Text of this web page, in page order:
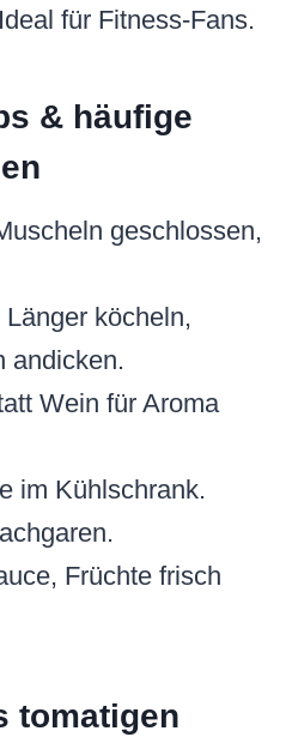
für Fitness-Fans.
& häufige
geschlossen,
köcheln,
andicken.
Wein für Aroma
im Kühlschrank.
Früchte frisch
tomatigen